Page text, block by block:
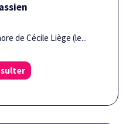
de Cécile Liège (le...